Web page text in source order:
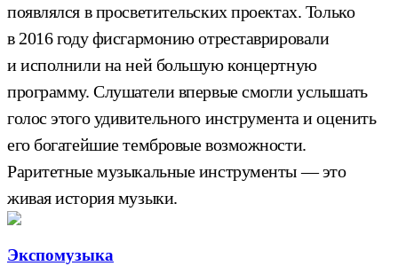
появлялся в просветительских проектах. Только
в 2016 году фисгармонию отреставрировали
и исполнили на ней большую концертную
программу. Слушатели впервые смогли услышать
голос этого удивительного инструмента и оценить
его богатейшие тембровые возможности.
Раритетные музыкальные инструменты — это
живая история музыки.
Экспомузыка